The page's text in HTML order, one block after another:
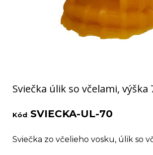
Sviečka úlik so včelami, výška
Kód: SVIECKA-UL-70
Sviečka zo včelieho vosku, úlik so